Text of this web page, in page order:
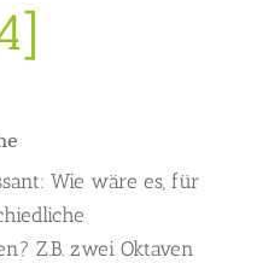
Wie wäre es, für
Z.B. zwei Oktaven